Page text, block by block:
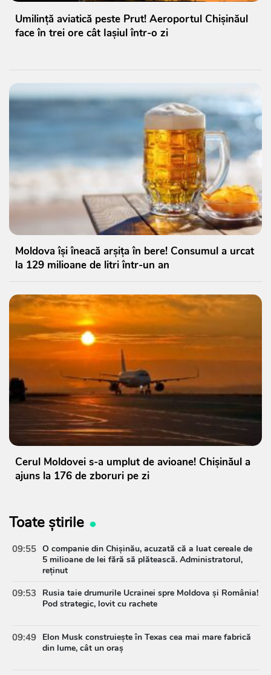
Umilință aviatică peste Prut! Aeroportul Chișinăul
face în trei ore cât Iașiul într-o zi
Moldova își îneacă arșița în bere! Consumul a urcat
la 129 milioane de litri într-un an
Cerul Moldovei s-a umplut de avioane! Chișinăul a
ajuns la 176 de zboruri pe zi
Toate știrile
09:55 O companie din Chișinău, acuzată că a luat cereale de
5 milioane de lei fără să plătească. Administratorul,
reținut
09:53
Rusia taie drumurile Ucrainei spre Moldova și România!
Pod strategic, lovit cu rachete
09:49 Elon Musk construiește în Texas cea mai mare fabrică
din lume, cât un oraș